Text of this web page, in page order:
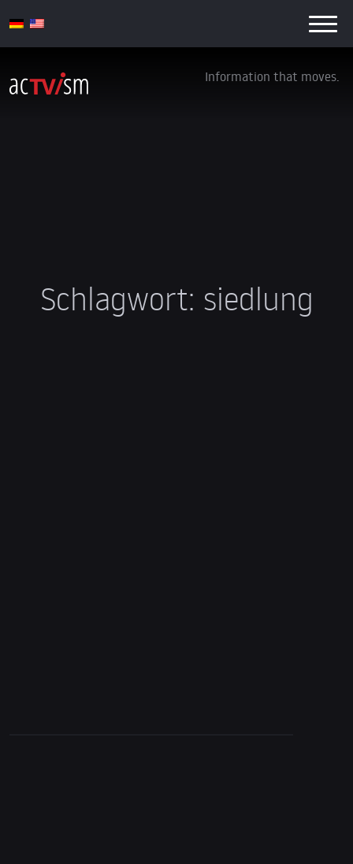
Information that moves.
Schlagwort: siedlung